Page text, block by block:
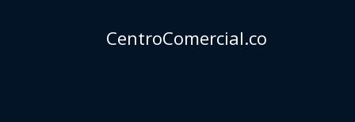
CentroComercial.co